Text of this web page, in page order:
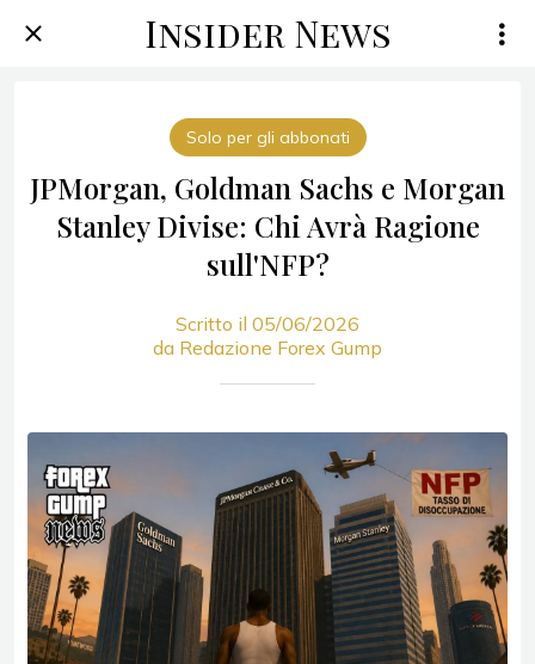
Insider News
Solo per gli abbonati
JPMorgan, Goldman Sachs e Morgan
Stanley Divise: Chi Avrà Ragione
sull'NFP?
Scritto il 05/06/2026
da Redazione Forex Gump